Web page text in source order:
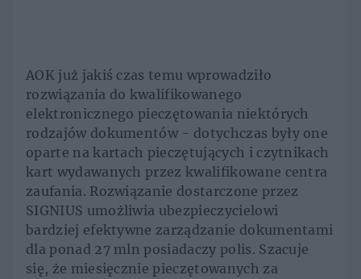
AOK już jakiś czas temu wprowadziło
rozwiązania do kwalifikowanego
elektronicznego pieczętowania niektórych
rodzajów dokumentów - dotychczas były one
oparte na kartach pieczętujących i czytnikach
kart wydawanych przez kwalifikowane centra
zaufania. Rozwiązanie dostarczone przez
SIGNIUS umożliwia ubezpieczycielowi
bardziej efektywne zarządzanie dokumentami
dla ponad 27 mln posiadaczy polis. Szacuje
się, że miesięcznie pieczętowanych za